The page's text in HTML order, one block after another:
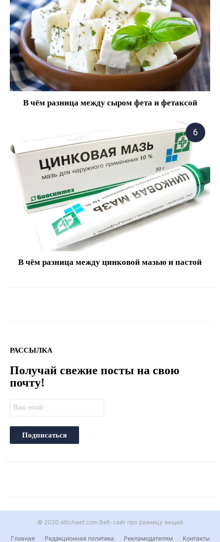
В чём разница между сыром фета и фетаксой
В чём разница между цинковой мазью и пастой
РАССЫЛКА
Получай свежие посты на свою
почту!
© 2020 otlichaet.com Веб-сайт про разницу вещей
Главная Редакционная политика Рекламодателям Контакты